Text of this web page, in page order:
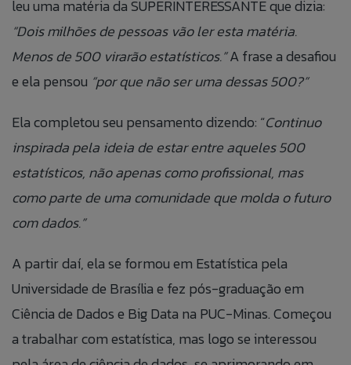
IT
leu uma matéria da SUPERINTERESSANTE que dizia:
“Dois milhões de pessoas vão ler esta matéria.
Menos de 500 virarão estatísticos.”A frase a desafiou
e ela pensou “por que não ser uma dessas 500?”
Ela completou seu pensamento dizendo: “Continuo
inspirada pela ideia de estar entre aqueles 500
estatísticos, não apenas como profissional, mas
como parte de uma comunidade que molda o futuro
com dados.”
A partir daí, ela se formou em Estatística pela
Universidade de Brasília e fez pós-graduação em
Ciência de Dados e Big Data na PUC-Minas. Começou
a trabalhar com estatística, mas logo se interessou